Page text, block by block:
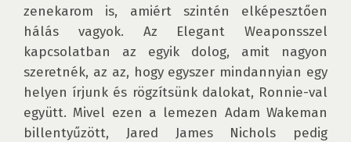
zenekarom is, amiért szintén elképesztően
hálás vagyok. Az Elegant Weaponsszel
kapcsolatban az egyik dolog, amit nagyon
szeretnék, az az, hogy egyszer mindannyian egy
helyen írjunk és rögzítsünk dalokat, Ronnie-val
együtt. Mivel ezen a lemezen Adam Wakeman
billentyűzött, Jared James Nichols pedig